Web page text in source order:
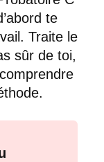
te
Traite le
sûr de toi,